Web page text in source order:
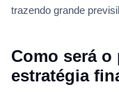
trazendo grande
Como será o
estratégia